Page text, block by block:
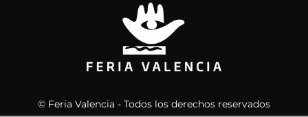
© Feria Valencia - Todos los derechos reservados